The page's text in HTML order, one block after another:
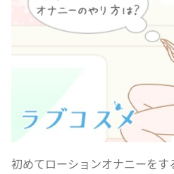
初めてローションオナニーを